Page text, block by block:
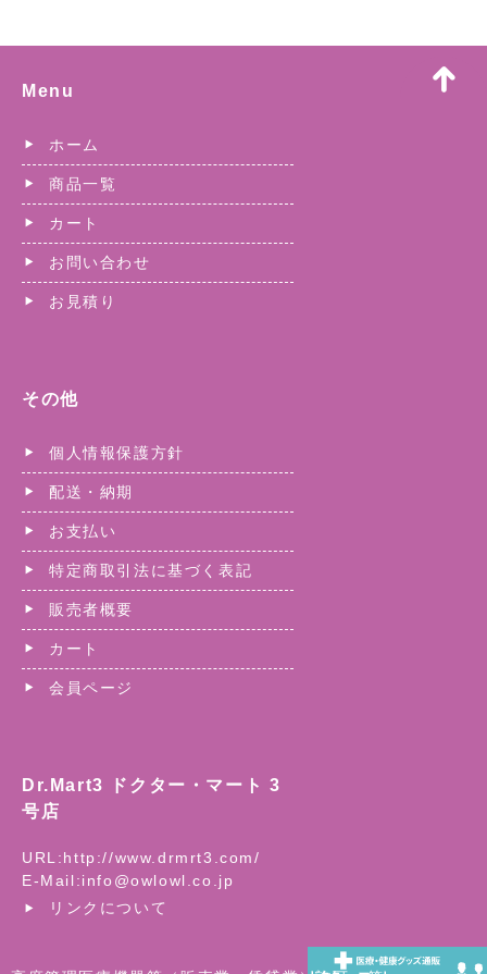
Menu
ホーム
商品一覧
カート
お問い合わせ
お見積り
その他
個人情報保護方針
配送・納期
お支払い
特定商取引法に基づく表記
販売者概要
カート
会員ページ
Dr.Mart3 ドクター・マート 3
号店
URL:http://www.drmrt3.com/
E-Mail:info@owlowl.co.jp
リンクについて